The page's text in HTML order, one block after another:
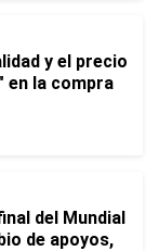
y el precio
en la compra
del Mundial
de apoyos,